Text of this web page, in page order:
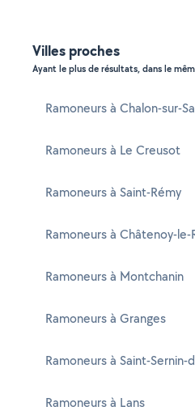
Villes proches
Ayant le plus de résultats, dans le
Ramoneurs à Chalon-sur-
Ramoneurs à Le Creusot
Ramoneurs à Saint-Rémy
Ramoneurs à Châtenoy-le-
Ramoneurs à Montchanin
Ramoneurs à Granges
Ramoneurs à Saint-Sernin-
Ramoneurs à Lans